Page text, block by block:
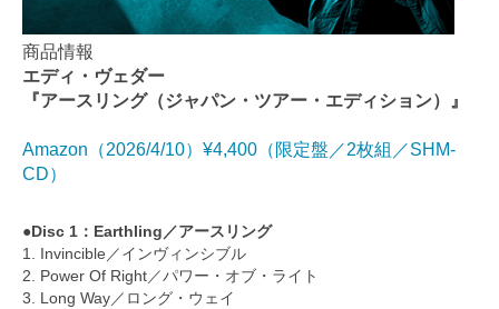
商品情報
エディ・ヴェダー
『アースリング（ジャパン・ツアー・エディション）』
Amazon（2026/4/10）¥4,400（限定盤／2枚組／SHM-
CD）
●Disc 1：Earthling／アースリング
1. Invincible／インヴィンシブル
2. Power Of Right／パワー・オブ・ライト
3. Long Way／ロング・ウェイ